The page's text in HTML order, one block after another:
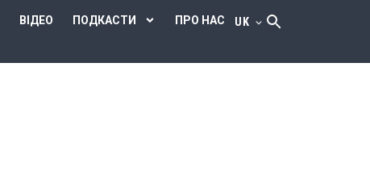
ВІДЕО ПОДКАСТИ ПРО НАС UK